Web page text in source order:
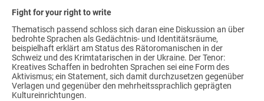
Fight for your right to write
Thematisch passend schloss sich daran eine Diskussion an über
bedrohte Sprachen als Gedächtnis- und Identitätsräume,
beispielhaft erklärt am Status des Rätoromanischen in der
Schweiz und des Krimtatarischen in der Ukraine. Der Tenor:
Kreatives Schaffen in bedrohten Sprachen sei eine Form des
Aktivismus; ein Statement, sich damit durchzusetzen gegenüber
Verlagen und gegenüber den mehrheitssprachlich geprägten
Kultureinrichtungen.